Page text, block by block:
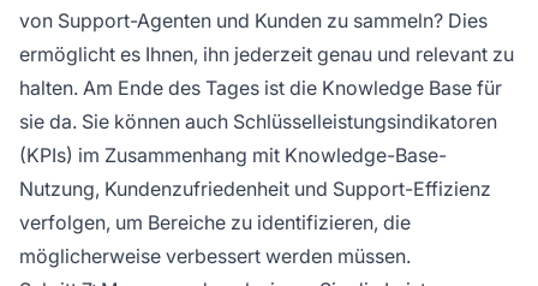
von Support-Agenten und Kunden zu sammeln? Dies
ermöglicht es Ihnen, ihn jederzeit genau und relevant zu
halten. Am Ende des Tages ist die Knowledge Base für
sie da. Sie können auch Schlüsselleistungsindikatoren
(KPIs) im Zusammenhang mit Knowledge-Base-
Nutzung, Kundenzufriedenheit und Support-Effizienz
verfolgen, um Bereiche zu identifizieren, die
möglicherweise verbessert werden müssen.